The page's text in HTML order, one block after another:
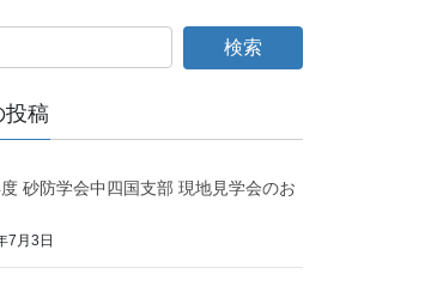
投稿
砂防学会中四国支部 現地見学会のお
7月3日